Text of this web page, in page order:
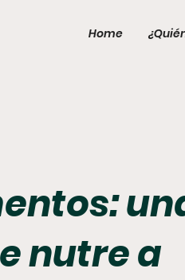
Home
nutre a